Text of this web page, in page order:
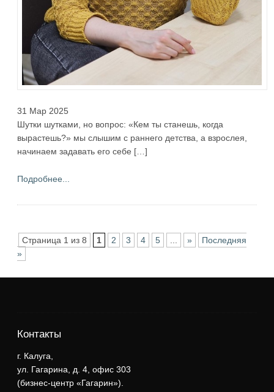
31 Мар 2025
Шутки шутками, но вопрос: «Кем ты станешь, когда
вырастешь?» мы слышим с раннего детства, а взрослея,
начинаем задавать его себе […]
Подробнее...
Страница 1 из 8 1 2 3 4 5 »
Последняя
»
Контакты
г. Калуга,
ул. Гагарина, д. 4, офис 303
(бизнес-центр «Гагарин»).